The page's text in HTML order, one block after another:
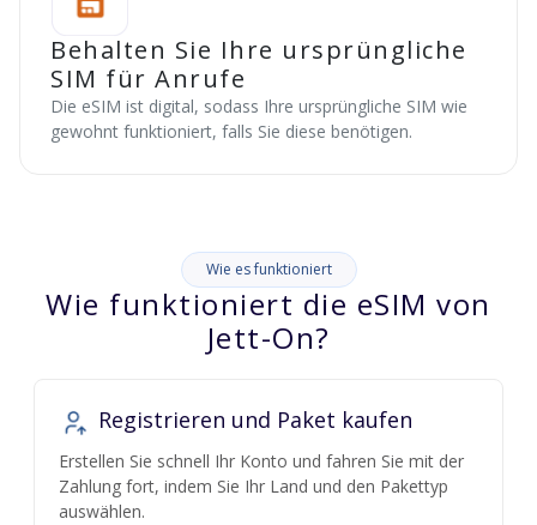
Behalten Sie Ihre ursprüngliche
SIM für Anrufe
Die eSIM ist digital, sodass Ihre ursprüngliche SIM wie
gewohnt funktioniert, falls Sie diese benötigen.
Wie es funktioniert
Wie funktioniert die eSIM von
Jett-On?
Registrieren und Paket kaufen
Erstellen Sie schnell Ihr Konto und fahren Sie mit der
Zahlung fort, indem Sie Ihr Land und den Pakettyp
auswählen.